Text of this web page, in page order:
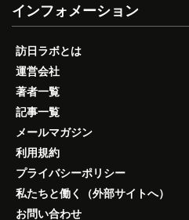
インフォメーション
訪日ラボとは
運営会社
著者一覧
記事一覧
メールマガジン
利用規約
プライバシーポリシー
私たちと働く（外部サイトへ）
お問い合わせ